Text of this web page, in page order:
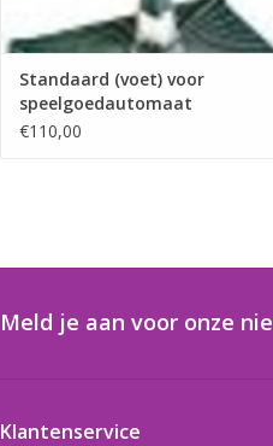
Standaard (voet) voor
speelgoedautomaat
€110,00
Meld je aan voor onze
Klantenservice